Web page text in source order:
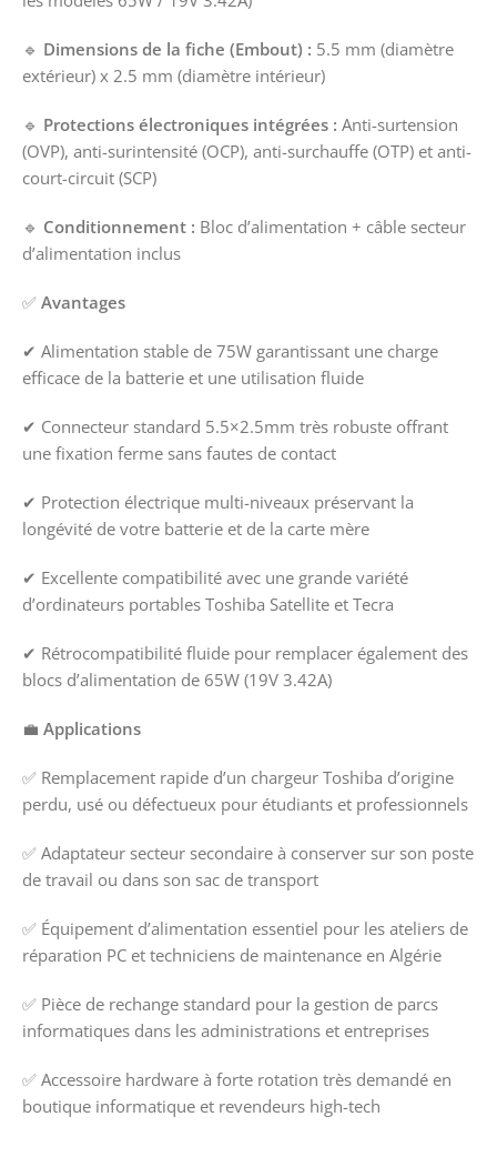
🔹 Dimensions de la fiche (Embout) : 5.5 mm (diamètre
extérieur) x 2.5 mm (diamètre intérieur)
🔹 Protections électroniques intégrées : Anti-surtension
(OVP), anti-surintensité (OCP), anti-surchauffe (OTP) et anti-
court-circuit (SCP)
🔹 Conditionnement : Bloc d’alimentation + câble secteur
d’alimentation inclus
✅ Avantages
✔ Alimentation stable de 75W garantissant une charge
efficace de la batterie et une utilisation fluide
✔ Connecteur standard 5.5×2.5mm très robuste offrant
une fixation ferme sans fautes de contact
✔ Protection électrique multi-niveaux préservant la
longévité de votre batterie et de la carte mère
✔ Excellente compatibilité avec une grande variété
d’ordinateurs portables Toshiba Satellite et Tecra
✔ Rétrocompatibilité fluide pour remplacer également des
blocs d’alimentation de 65W (19V 3.42A)
💼 Applications
✅ Remplacement rapide d’un chargeur Toshiba d’origine
perdu, usé ou défectueux pour étudiants et professionnels
✅ Adaptateur secteur secondaire à conserver sur son poste
de travail ou dans son sac de transport
✅ Équipement d’alimentation essentiel pour les ateliers de
réparation PC et techniciens de maintenance en Algérie
✅ Pièce de rechange standard pour la gestion de parcs
informatiques dans les administrations et entreprises
✅ Accessoire hardware à forte rotation très demandé en
boutique informatique et revendeurs high-tech